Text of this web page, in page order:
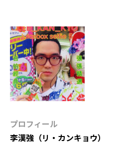
プロフィール
李漢強（リ・カンキョウ）